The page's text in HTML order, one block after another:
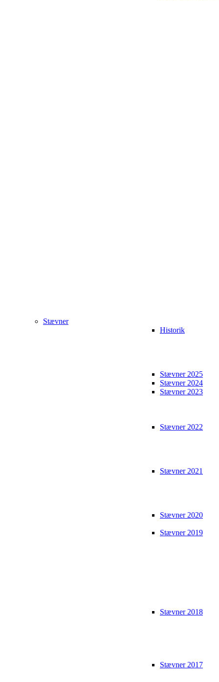
Stævner
Historik
Stævner 2025
Stævner 2024
Stævner 2023
Stævner 2022
Stævner 2021
Stævner 2020
Stævner 2019
Stævner 2018
Stævner 2017